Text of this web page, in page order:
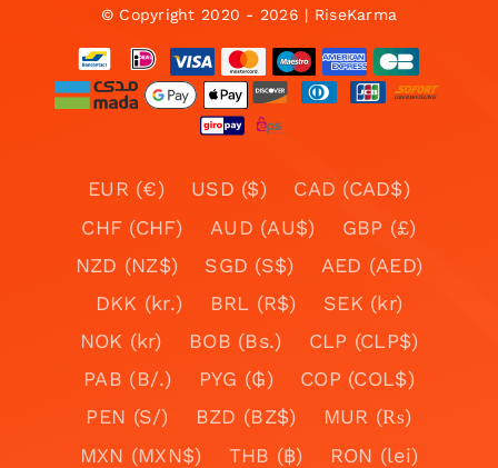
© Copyright 2020 - 2026 | RiseKarma
EUR (€) USD ($)
CAD (CAD$)
CHF (CHF)
AUD (AU$)
GBP (£)
NZD (NZ$)
SGD (S$)
AED (AED)
DKK (kr.)
BRL (R$)
SEK (kr)
NOK (kr)
BOB (Bs.)
CLP (CLP$)
PAB (B/.)
PYG (₲)
COP (COL$)
PEN (S/)
BZD (BZ$)
MUR (₨)
MXN (MXN$)
THB (฿)
RON (lei)